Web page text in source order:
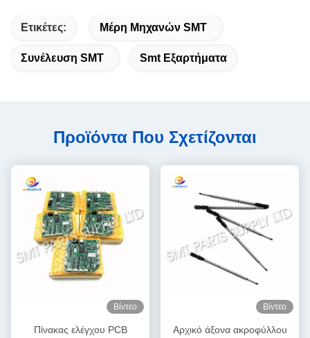
Ετικέτες: Μέρη Μηχανών SMT
Συνέλευση SMT Smt Εξαρτήματα
Προϊόντα Που Σχετίζονται
Βίντεο
Πίνακας ελέγχου PCB
Βίντεο
Αρχικό άξονα ακροφύλλου